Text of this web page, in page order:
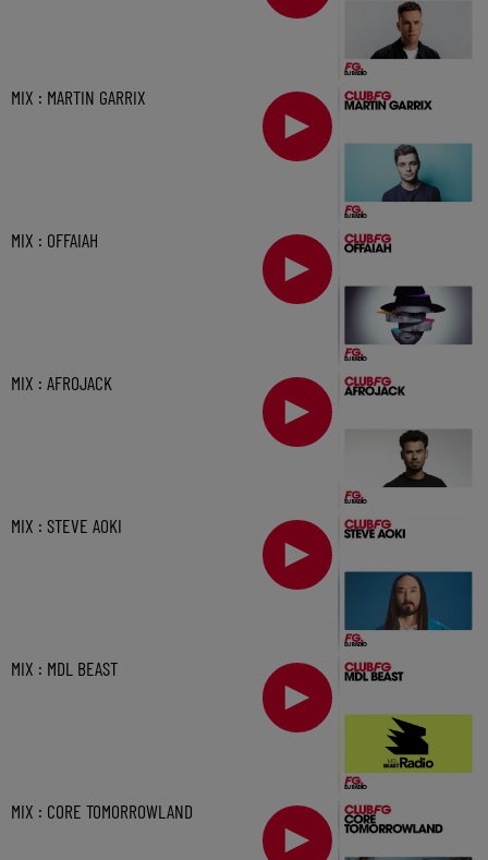
MIX : MARTIN GARRIX
MIX : OFFAIAH
MIX : AFROJACK
MIX : STEVE AOKI
MIX : MDL BEAST
MIX : CORE TOMORROWLAND